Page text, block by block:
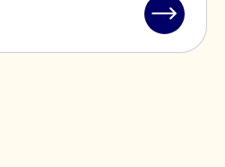
Lire
l'article